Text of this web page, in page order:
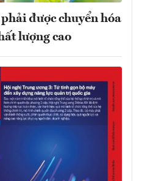
được chuyển hóa
lượng cao